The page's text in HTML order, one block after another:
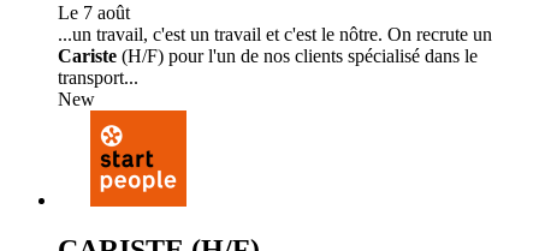
Le 7 août
...un travail, c'est un travail et c'est le nôtre. On recrute un
Cariste (H/F) pour l'un de nos clients spécialisé dans le
transport...
New